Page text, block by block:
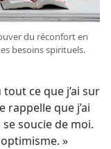
du réconfort en
besoins spirituels.
ce que j’ai sur
rappelle que j’ai
soucie de moi.
optimisme. »